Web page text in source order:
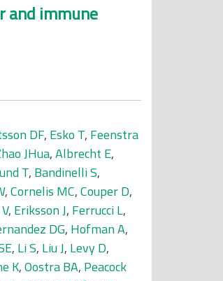
and immune
DF, Esko T, Feenstra
JHua,Albrecht E,
T, Bandinelli S,
,Cornelis MC,Couper D,
, Eriksson J, Ferrucci L,
DG, Hofman A,
, Li S, Liu J, Levy D,
K,Oostra BA, Peacock